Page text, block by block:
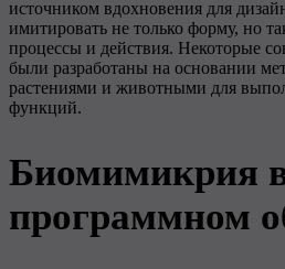
источником вдохновения для
имитировать не только форму, но
процессы и действия. Некоторые
были разработаны на основании
растениями и животными для
функций.
Биомимикрия
программном